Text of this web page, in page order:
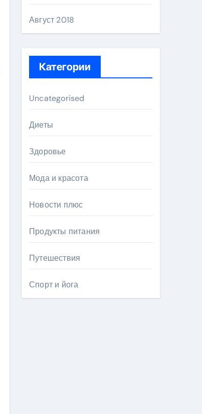
Август 2018
Категории
Uncategorised
Диеты
Здоровье
Мода и красота
Новости плюс
Продукты питания
Путешествия
Спорт и йога